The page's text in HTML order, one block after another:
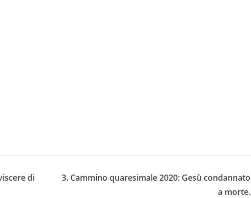
di
3. Cammino quaresimale 2020: Gesù condannato
a morte.